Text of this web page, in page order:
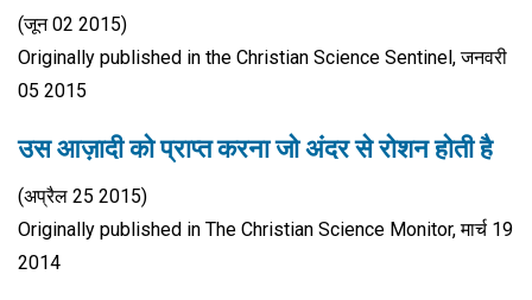
(जून 02 2015)
Originally published in the Christian Science Sentinel, जनवरी
05 2015
उस आज़ादी को प्राप्त करना जो अंदर से रोशन होती है
(अप्रैल 25 2015)
Originally published in The Christian Science Monitor, मार्च 19
2014